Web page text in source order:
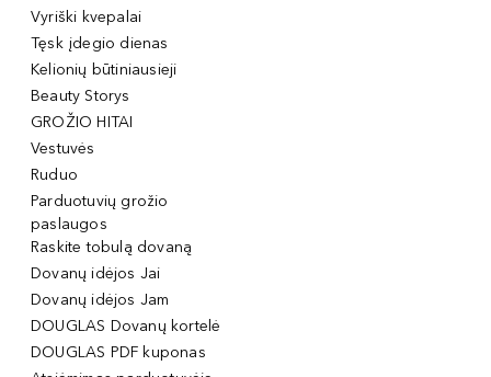
Vyriški kvepalai
Tęsk įdegio dienas
Kelionių būtiniausieji
Beauty Storys
GROŽIO HITAI
Vestuvės
Ruduo
Parduotuvių grožio
paslaugos
Raskite tobulą dovaną
Dovanų idėjos Jai
Dovanų idėjos Jam
DOUGLAS Dovanų kortelė
DOUGLAS PDF kuponas